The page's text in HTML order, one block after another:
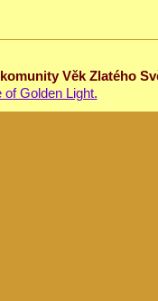
Věk Zlatého
Golden Light.